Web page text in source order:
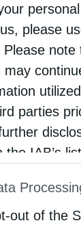
please
may
parties
the IAB’s
out of the